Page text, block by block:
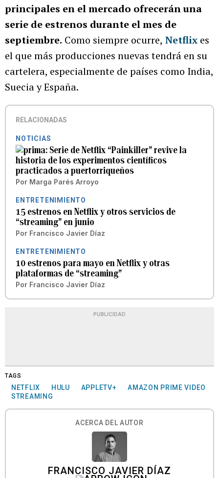
principales en el mercado ofrecerán una
serie de estrenos durante el mes de
septiembre. Como siempre ocurre, Netflix es
el que más producciones nuevas tendrá en su
cartelera, especialmente de países como India,
Suecia y España.
RELACIONADAS
NOTICIAS
Serie de Netflix “Painkiller” revive la
historia de los experimentos científicos
practicados a puertorriqueños
Por Marga Parés Arroyo
ENTRETENIMIENTO
15 estrenos en Netflix y otros servicios de
“streaming” en junio
Por Francisco Javier Díaz
ENTRETENIMIENTO
10 estrenos para mayo en Netflix y otras
plataformas de “streaming”
Por Francisco Javier Díaz
PUBLICIDAD
TAGS
NETFLIX HULU APPLETV+
AMAZON PRIME VIDEO
STREAMING
ACERCA DEL AUTOR
FRANCISCO JAVIER DÍAZ